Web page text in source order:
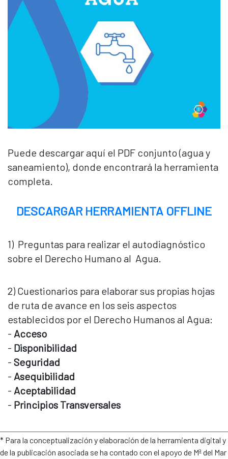
Puede descargar aquí el PDF conjunto (agua y
saneamiento), donde encontrará la herramienta
completa.
DESCARGAR HERRAMIENTA OFFLINE
1) Preguntas para realizar el autodiagnóstico
sobre el Derecho Humano al Agua.
2) Cuestionarios para elaborar sus propias hojas
de ruta de avance en los seis aspectos
establecidos por el Derecho Humanos al Agua:
- Acceso
- Disponibilidad
- Seguridad
- Asequibilidad
- Aceptabilidad
- Principios Transversales
* Para la conceptualización y elaboración de la herramienta digital y
de la publicación asociada se ha contado con el apoyo de Mª del Mar